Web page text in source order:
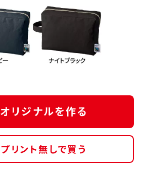
オリジナルを作る
プリント無しで買う